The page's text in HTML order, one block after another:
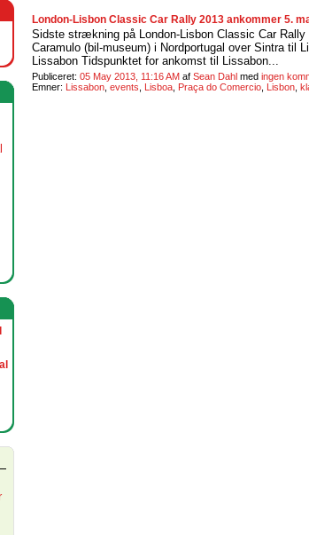
London-Lisbon Classic Car Rally 2013 ankommer 5.
Sidste strækning på London-Lisbon Classic Car
Caramulo (bil-museum) i Nordportugal over Sintra til
Lissabon Tidspunktet for ankomst til Lissabon...
Publiceret: 05 May 2013, 11:16 AM af Sean Dahl med ingen
Emner: Lissabon events Lisboa Praça do Comercio Lisbon